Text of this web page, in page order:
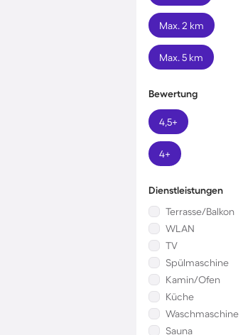
Max. 2 km
Max. 5 km
Bewertung
4,5+
4+
Dienstleistungen
Terrasse/Balkon
WLAN
TV
Spülmaschine
Kamin/Ofen
Küche
Waschmaschine
Sauna